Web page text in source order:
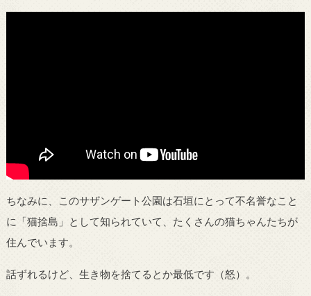
ちなみに、このサザンゲート公園は石垣にとって不名誉なこと
に「猫捨島」として知られていて、たくさんの猫ちゃんたちが
住んでいます。
話ずれるけど、生き物を捨てるとか最低です（怒）。